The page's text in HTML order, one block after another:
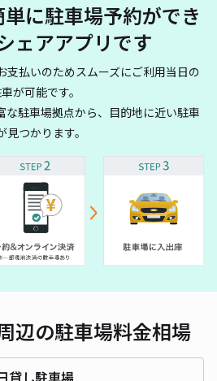
に駐車場予約ができ
ェアアプリです
支払いのためスムーズにご利用当日の
が可能です。
な駐車場拠点から、目的地に近い駐車
見つかります。
辺の駐車場料金相場
貸し駐車場